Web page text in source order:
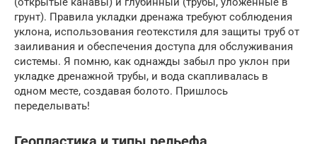
грунт). Правила укладки дренажа требуют соблюдения
уклона, использования геотекстиля для защиты труб от
заиливания и обеспечения доступа для обслуживания
системы. Я помню, как однажды забыл про уклон при
укладке дренажной трубы, и вода скапливалась в
одном месте, создавая болото. Пришлось
переделывать!